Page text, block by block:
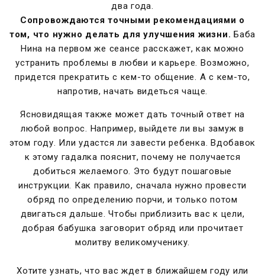
два года.
Сопровождаются точными рекомендациями о
том, что нужно делать для улучшения жизни.Баба
Нина на первом же сеансе расскажет, как можно
устранить проблемы в любви и карьере. Возможно,
придется прекратить с кем-то общение. А с кем-то,
напротив, начать видеться чаще.
Ясновидящая также может дать точный ответ на
любой вопрос. Например, выйдете ли вы замуж в
этом году. Или удастся ли завести ребенка. Вдобавок
к этому гадалка пояснит, почему не получается
добиться желаемого. Это будут пошаговые
инструкции. Как правило, сначала нужно провести
обряд по определению порчи, и только потом
двигаться дальше. Чтобы приблизить вас к цели,
добрая бабушка заговорит обряд или прочитает
молитву великомученику.
Хотите узнать, что вас ждет в ближайшем году или